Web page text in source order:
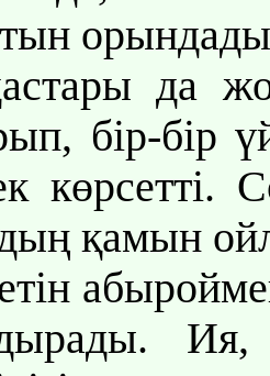
орындады,
да
бір-бір
көрсетті.
қамын